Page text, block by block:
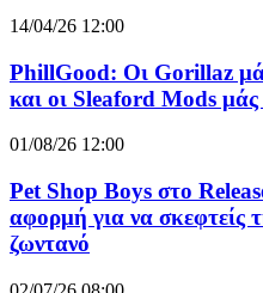
14/04/26 12:00
PhillGood: Οι Gorillaz
και οι Sleaford Mods μάς
01/08/26 12:00
Pet Shop Boys στο
αφορμή για να σκεφτείς
ζωντανό